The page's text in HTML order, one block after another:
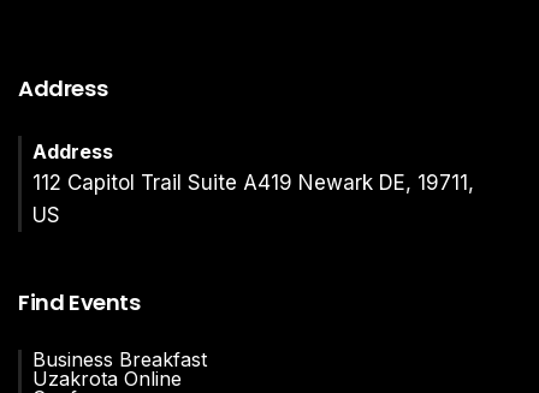
Address
Address
112 Capitol Trail Suite A419 Newark DE, 19711,
US
Find Events
Business Breakfast
Uzakrota Online